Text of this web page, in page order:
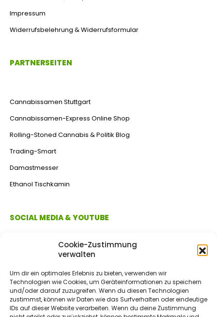
Cookie-Zustimmung
verwalten
Um dir ein optimales Erlebnis zu bieten, verwenden wir
Technologien wie Cookies, um Geräteinformationen zu speichern
und/oder darauf zuzugreifen. Wenn du diesen Technologien
zustimmst, können wir Daten wie das Surfverhalten oder eindeutige
IDs auf dieser Website verarbeiten. Wenn du deine Zustimmung
Impressum
Widerrufsbelehrung & Widerrufsformular
PARTNERSEITEN
Cannabissamen Stuttgart
Cannabissamen-Express Online Shop
Rolling-Stoned Cannabis & Politik Blog
Trading-Smart
Damastmesser
Ethanol Tischkamin
SOCIAL MEDIA & YOUTUBE
ZAHLUNGSMETHODEN